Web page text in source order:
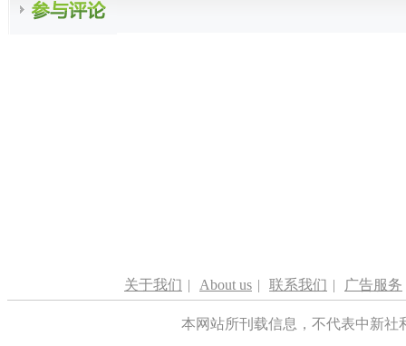
关于我们 | About us | 联系我们 | 广告服务
本网站所刊载信息，不代表中新